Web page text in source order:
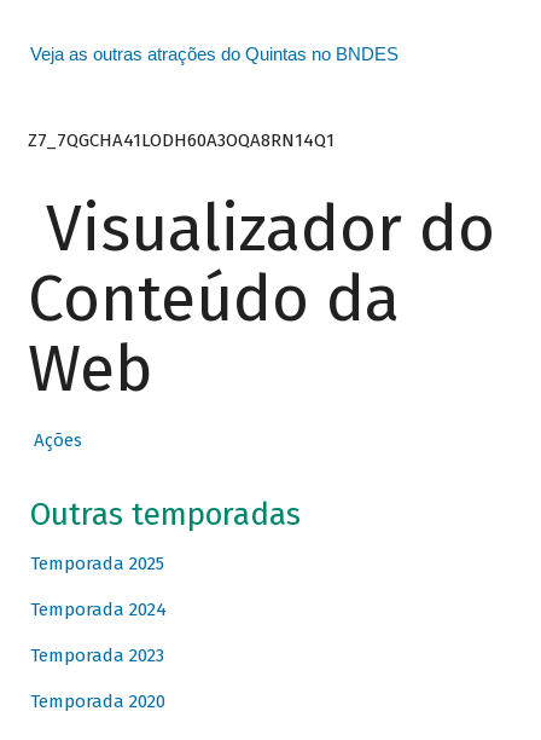
Veja as outras atrações do Quintas no BNDES
Z7_7QGCHA41LODH60A3OQA8RN14Q1
Visualizador do
Conteúdo da
Web
Ações
Outras temporadas
Temporada 2025
Temporada 2024
Temporada 2023
Temporada 2020